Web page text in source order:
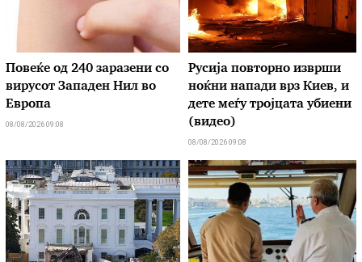
Повеќе од 240 заразени со
вирусот Западен Нил во
Европа
08/08/2026 09:08
Русија повторно изврши
ноќни напади врз Киев, и
дете меѓу тројцата убиени
(видео)
08/08/2026 09:08